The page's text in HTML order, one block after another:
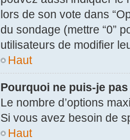
lors de son vote dans
du sondage (mettre “0”
utilisateurs de modifier
Haut
Pourquoi ne puis-je
Le nombre d’options
Si vous avez besoin de
Haut